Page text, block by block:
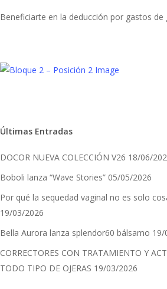
Beneficiarte en la deducción por gastos de
Últimas Entradas
DOCOR NUEVA COLECCIÓN V26 18/06/
Boboli lanza “Wave Stories” 05/05/2026
Por qué la sequedad vaginal no es solo
19/03/2026
Bella Aurora lanza splendor60 bálsamo 19/
CORRECTORES CON TRATAMIENTO Y
TODO TIPO DE OJERAS 19/03/2026